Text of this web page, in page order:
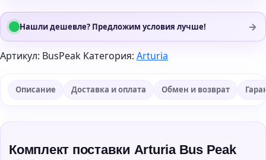
Нашли дешевле? Предложим условия лучше! →
Артикул: BusPeak Категория: Arturia
Описание Доставка и оплата Обмен и возврат
Комплект поставки Arturia Bus Peak